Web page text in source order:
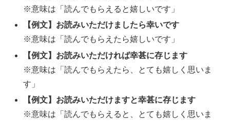
※意味は「読んでもらえると嬉しいです」
【例文】お読みいただけましたら幸いです
※意味は「読んでもらえたら嬉しいです」
【例文】お読みいただければ幸甚に存じます
※意味は「読んでもらえたら、とても嬉しく思いま
す」
【例文】お読みいただけますと幸甚に存じます
※意味は「読んでもらえると、とても嬉しく思いま